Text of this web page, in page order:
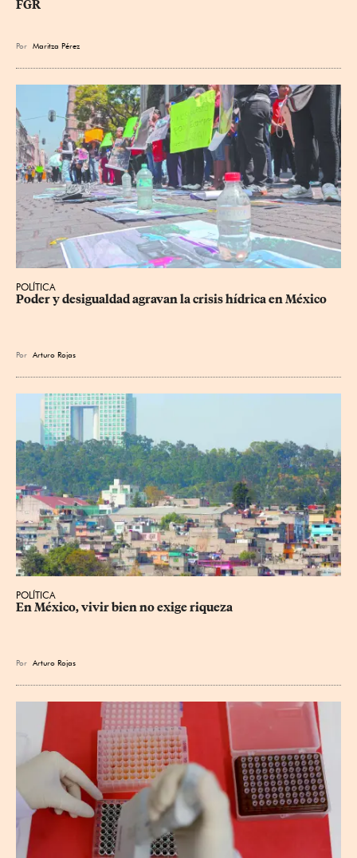
FGR
Por Maritza Pérez
POLÍTICA
Poder y desigualdad agravan la crisis hídrica en México
Por Arturo Rojas
POLÍTICA
En México, vivir bien no exige riqueza
Por Arturo Rojas